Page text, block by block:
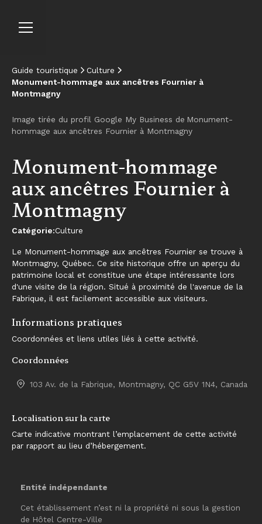
Réserver à l’Hôtel
Guide touristique
Culture
Monument-hommage aux ancêtres Fournier à
Montmagny
Image tirée du profil Google My Business de Monument-
hommage aux ancêtres Fournier à Montmagny
Monument-hommage
aux ancêtres Fournier à
Montmagny
Catégorie:Culture
Le Monument-hommage aux ancêtres Fournier se trouve à
Montmagny, Québec. Ce site historique offre un aperçu du
patrimoine local et constitue une étape intéressante lors
d'une visite de la région. Situé à proximité de l'avenue de la
Fabrique, il est facilement accessible aux visiteurs.
Informations pratiques
Coordonnées et liens utiles liés à cette activité.
Coordonnées
103 Av. de la Fabrique, Montmagny, QC G5V 1N4, Canada
Localisation sur la carte
Carte indicative montrant l’emplacement de cette activité
par rapport au lieu d’hébergement.
Entité indépendante
Cet établissement n’est ni la propriété ni sous la gestion
de Hôtel Centre-Ville